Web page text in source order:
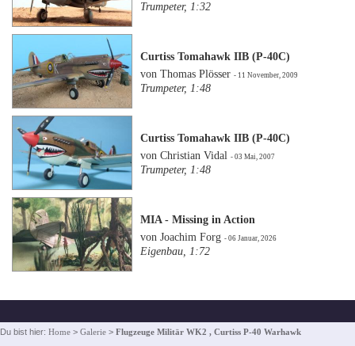
Trumpeter, 1:32
Curtiss Tomahawk IIB (P-40C)
von Thomas Plösser- 11 November, 2009
Trumpeter, 1:48
Curtiss Tomahawk IIB (P-40C)
von Christian Vidal- 03 Mai, 2007
Trumpeter, 1:48
MIA - Missing in Action
von Joachim Forg- 06 Januar, 2026
Eigenbau, 1:72
Du bist hier: Home > Galerie > Flugzeuge Militär WK2 , Curtiss P-40 Warhawk